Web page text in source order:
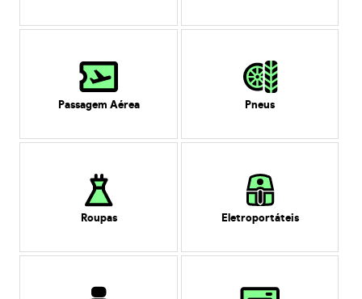
Passagem Aérea Pneus
Roupas Eletroportáteis